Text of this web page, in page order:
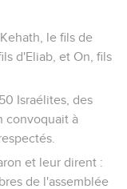
le fils de
d'Eliab, et On, fils
Israélites, des
convoquait à
et leur dirent :
de l'assemblée